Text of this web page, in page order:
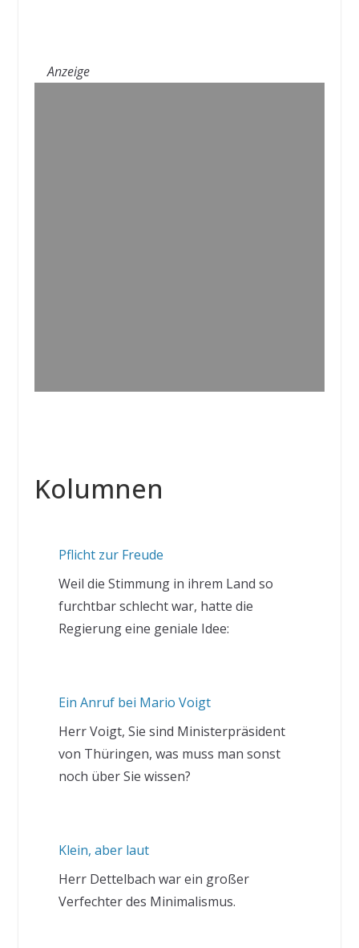
Anzeige
Kolumnen
Pflicht zur Freude
Weil die Stimmung in ihrem Land so
furchtbar schlecht war, hatte die
Regierung eine geniale Idee:
Ein Anruf bei Mario Voigt
Herr Voigt, Sie sind Ministerpräsident
von Thüringen, was muss man sonst
noch über Sie wissen?
Klein, aber laut
Herr Dettelbach war ein großer
Verfechter des Minimalismus.